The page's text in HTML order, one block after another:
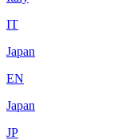
IT
Japan
EN
Japan
JP